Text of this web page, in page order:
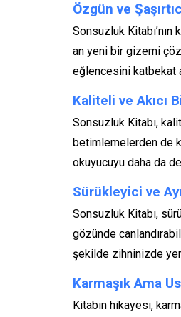
Özgün ve
Sonsuzluk
an yeni bir gizemi
eğlencesini katbekat
Kaliteli ve Akıcı
Sonsuzluk Kitabı,
betimlemelerden de
okuyucuyu daha da
Sürükleyici ve
Sonsuzluk Kitabı,
gözünde
şekilde zihninizde
Karmaşık Ama
Kitabın hikayesi,